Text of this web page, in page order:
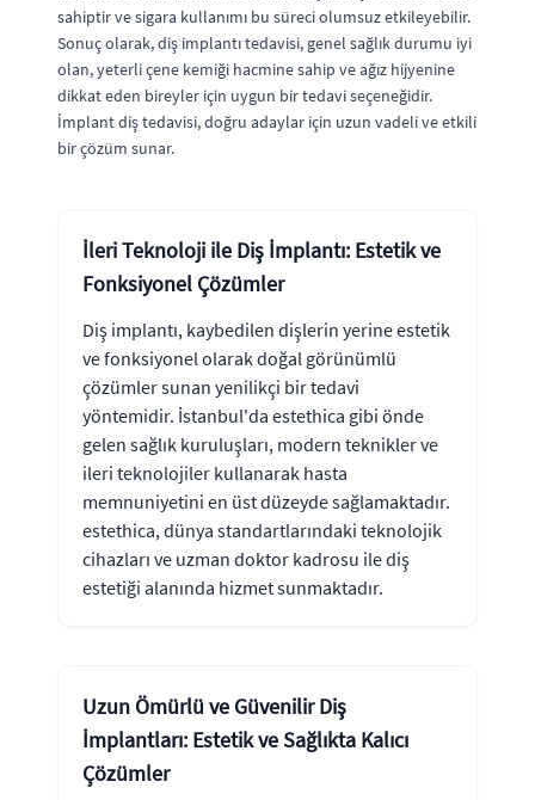
sahiptir ve sigara kullanımı bu süreci olumsuz etkileyebilir.
Sonuç olarak, diş implantı tedavisi, genel sağlık durumu iyi
olan, yeterli çene kemiği hacmine sahip ve ağız hijyenine
dikkat eden bireyler için uygun bir tedavi seçeneğidir.
İmplant diş tedavisi, doğru adaylar için uzun vadeli ve etkili
bir çözüm sunar.
İleri Teknoloji ile Diş İmplantı: Estetik ve
Fonksiyonel Çözümler
Diş implantı, kaybedilen dişlerin yerine estetik
ve fonksiyonel olarak doğal görünümlü
çözümler sunan yenilikçi bir tedavi
yöntemidir. İstanbul'da estethica gibi önde
gelen sağlık kuruluşları, modern teknikler ve
ileri teknolojiler kullanarak hasta
memnuniyetini en üst düzeyde sağlamaktadır.
estethica, dünya standartlarındaki teknolojik
cihazları ve uzman doktor kadrosu ile diş
estetiği alanında hizmet sunmaktadır.
Uzun Ömürlü ve Güvenilir Diş
İmplantları: Estetik ve Sağlıkta Kalıcı
Çözümler